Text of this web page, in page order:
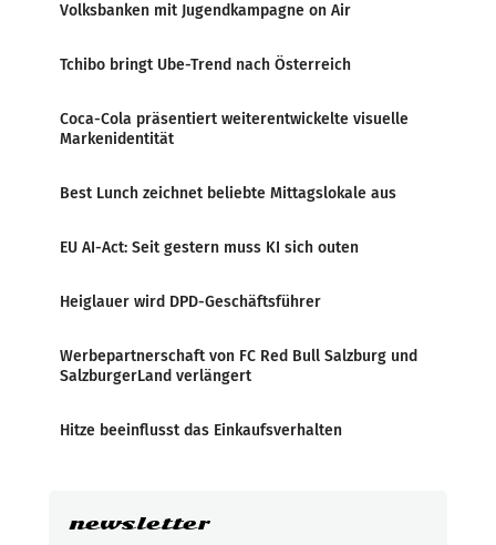
Volksbanken mit Jugendkampagne on Air
Tchibo bringt Ube-Trend nach Österreich
Coca-Cola präsentiert weiterentwickelte visuelle
Markenidentität
Best Lunch zeichnet beliebte Mittagslokale aus
EU AI-Act: Seit gestern muss KI sich outen
Heiglauer wird DPD-Geschäftsführer
Werbepartnerschaft von FC Red Bull Salzburg und
SalzburgerLand verlängert
Hitze beeinflusst das Einkaufsverhalten
newsletter